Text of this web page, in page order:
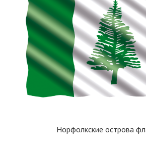
Норфолкские острова